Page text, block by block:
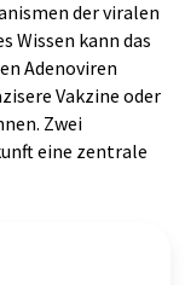
der viralen
Wissen kann das
Adenoviren
Vakzine oder
Zwei
eine zentrale